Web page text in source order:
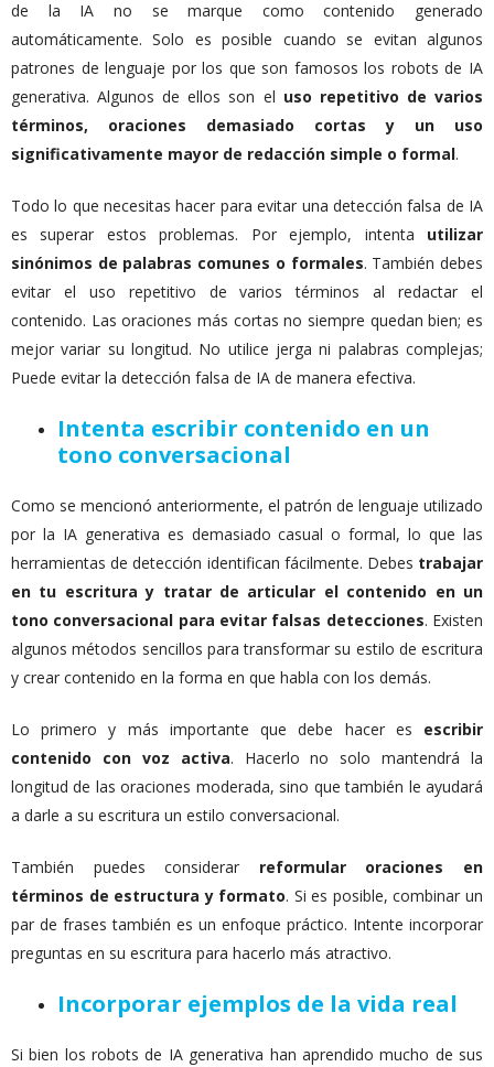
de la IA no se marque como contenido generado
automáticamente. Solo es posible cuando se evitan algunos
patrones de lenguaje por los que son famosos los robots de IA
generativa. Algunos de ellos son el uso repetitivo de varios
términos, oraciones demasiado cortas y un uso
significativamente mayor de redacción simple o formal.
Todo lo que necesitas hacer para evitar una detección falsa de IA
es superar estos problemas. Por ejemplo, intenta utilizar
sinónimos de palabras comunes o formales. También debes
evitar el uso repetitivo de varios términos al redactar el
contenido. Las oraciones más cortas no siempre quedan bien; es
mejor variar su longitud. No utilice jerga ni palabras complejas;
Puede evitar la detección falsa de IA de manera efectiva.
Intenta escribir contenido en un
tono conversacional
Como se mencionó anteriormente, el patrón de lenguaje utilizado
por la IA generativa es demasiado casual o formal, lo que las
herramientas de detección identifican fácilmente. Debes trabajar
en tu escritura y tratar de articular el contenido en un
tono conversacional para evitar falsas detecciones. Existen
algunos métodos sencillos para transformar su estilo de escritura
y crear contenido en la forma en que habla con los demás.
Lo primero y más importante que debe hacer es escribir
contenido con voz activa. Hacerlo no solo mantendrá la
longitud de las oraciones moderada, sino que también le ayudará
a darle a su escritura un estilo conversacional.
También puedes considerar reformular oraciones en
términos de estructura y formato. Si es posible, combinar un
par de frases también es un enfoque práctico. Intente incorporar
preguntas en su escritura para hacerlo más atractivo.
Incorporar ejemplos de la vida real
Si bien los robots de IA generativa han aprendido mucho de sus